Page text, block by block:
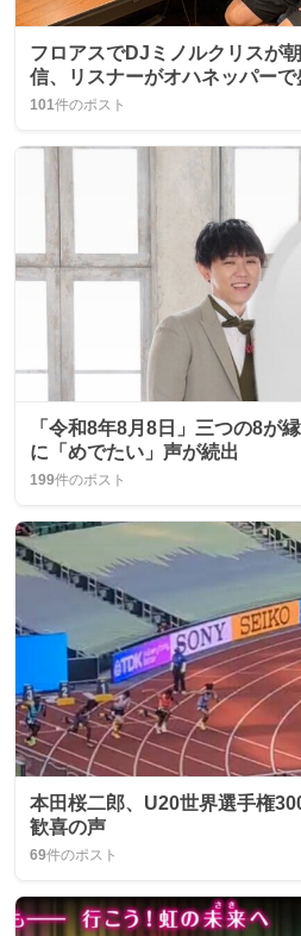
フロアスでDJミノルクリスが
信、リスナーがオハネッパーで
101件のポスト
「令和8年8月8日」三つの8が
に「めでたい」声が続出
199件のポスト
本田桜二郎、U20世界選手権
歓喜の声
69件のポスト